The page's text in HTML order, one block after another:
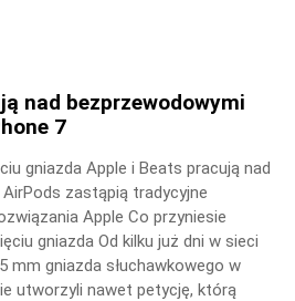
nad bezprzewodowymi
7
gniazda Apple i Beats pracują nad
zastąpią tradycyjne
Apple Co przyniesie
gniazda Od kilku już dni w sieci
mm gniazda słuchawkowego w
utworzyli nawet petycję, którą